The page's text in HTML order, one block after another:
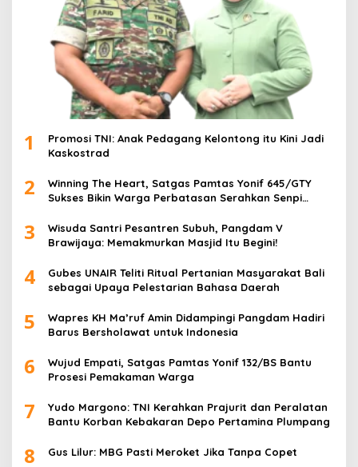
1
Promosi TNI: Anak Pedagang Kelontong itu Kini Jadi
Kaskostrad
2
Winning The Heart, Satgas Pamtas Yonif 645/GTY
Sukses Bikin Warga Perbatasan Serahkan Senpi
3
Wisuda Santri Pesantren Subuh, Pangdam V
Brawijaya: Memakmurkan Masjid Itu Begini!
4
Gubes UNAIR Teliti Ritual Pertanian Masyarakat Bali
sebagai Upaya Pelestarian Bahasa Daerah
5
Wapres KH Ma’ruf Amin Didampingi Pangdam Hadiri
Barus Bersholawat untuk Indonesia
6
Wujud Empati, Satgas Pamtas Yonif 132/BS Bantu
Prosesi Pemakaman Warga
7
Yudo Margono: TNI Kerahkan Prajurit dan Peralatan
Bantu Korban Kebakaran Depo Pertamina Plumpang
8 Gus Lilur: MBG Pasti Meroket Jika Tanpa Copet